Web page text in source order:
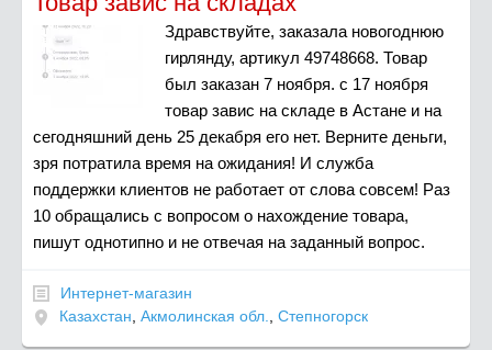
Здравствуйте, заказала новогоднюю
гирлянду, артикул 49748668. Товар
был заказан 7 ноября. с 17 ноября
товар завис на складе в Астане и на
сегодняшний день 25 декабря его нет. Верните деньги,
зря потратила время на ожидания! И служба
поддержки клиентов не работает от слова совсем! Раз
10 обращались с вопросом о нахождение товара,
пишут однотипно и не отвечая на заданный вопрос.
Интернет-магазин
Казахстан, Акмолинская обл., Степногорск